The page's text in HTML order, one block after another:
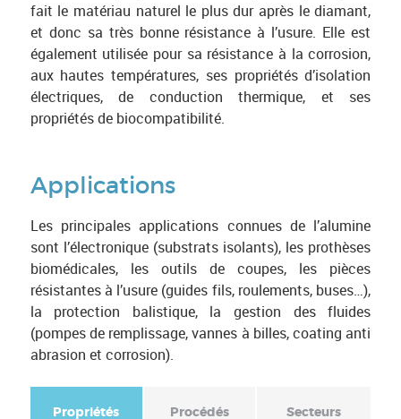
fait le matériau naturel le plus dur après le diamant,
et donc sa très bonne résistance à l’usure. Elle est
également utilisée pour sa résistance à la corrosion,
aux hautes températures, ses propriétés d’isolation
électriques, de conduction thermique, et ses
propriétés de biocompatibilité.
Applications
Les principales applications connues de l’alumine
sont l’électronique (substrats isolants), les prothèses
biomédicales, les outils de coupes, les pièces
résistantes à l’usure (guides fils, roulements, buses…),
la protection balistique, la gestion des fluides
(pompes de remplissage, vannes à billes, coating anti
abrasion et corrosion).
Propriétés Procédés
Secteurs